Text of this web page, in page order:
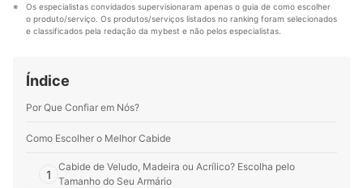
artigos sobre temas incomuns me motiva. Sei que com
textos fáceis de entender e bem interessantes podemos
informar o leitor para que ele faça compras assertivas.
Os especialistas convidados supervisionaram apenas o guia de como escolher
o produto/serviço. Os produtos/serviços listados no ranking foram selecionados
e classificados pela redação da mybest e não pelos especialistas.
Índice
Por Que Confiar em Nós?
Como Escolher o Melhor Cabide
1
Cabide de Veludo, Madeira ou Acrílico? Escolha pelo
Tamanho do Seu Armário